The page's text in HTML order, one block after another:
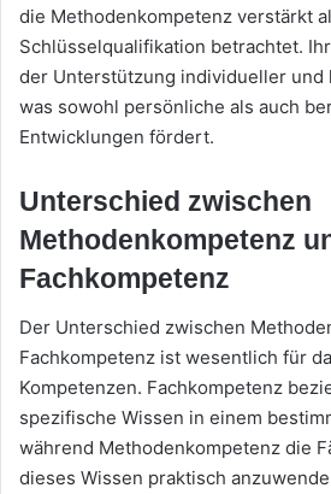
die Methodenkompetenz verstärkt
Schlüsselqualifikation betrachtet.
der Unterstützung individueller und
was sowohl persönliche als auch
Entwicklungen fördert.
Unterschied zwischen
Methodenkompetenz
Fachkompetenz
Der Unterschied zwischen
Fachkompetenz ist wesentlich für
Kompetenzen. Fachkompetenz
spezifische Wissen in einem
während Methodenkompetenz die
dieses Wissen praktisch